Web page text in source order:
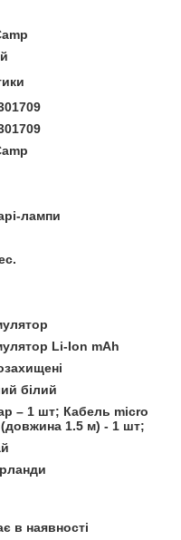
лампи
Li-Ion mAh
білий
– 1 шт; Кабель micro
(довжина 1.5 м) - 1 шт;
в наявності